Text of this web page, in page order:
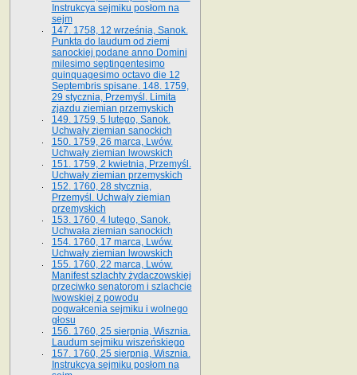
Instrukcya sejmiku posłom na
sejm
147. 1758, 12 września, Sanok.
Punkta do laudum od ziemi
sanockiej podane anno Domini
milesimo septingentesimo
quinquagesimo octavo die 12
Septembris spisane. 148. 1759,
29 stycznia, Przemyśl. Limita
zjazdu ziemian przemyskich
149. 1759, 5 lutego, Sanok.
Uchwały ziemian sanockich
150. 1759, 26 marca, Lwów.
Uchwały ziemian lwowskich
151. 1759, 2 kwietnia, Przemyśl.
Uchwały ziemian przemyskich
152. 1760, 28 stycznia,
Przemyśl. Uchwały ziemian
przemyskich
153. 1760, 4 lutego, Sanok.
Uchwała ziemian sanockich
154. 1760, 17 marca, Lwów.
Uchwały ziemian lwowskich
155. 1760, 22 marca, Lwów.
Manifest szlachty żydaczowskiej
przeciwko senatorom i szlachcie
lwowskiej z po­wodu
pogwałcenia sejmiku i wolnego
głosu
156. 1760, 25 sierpnia, Wisznia.
Laudum sejmiku wiszeńskiego
157. 1760, 25 sierpnia, Wisznia.
Instrukcya sejmiku posłom na